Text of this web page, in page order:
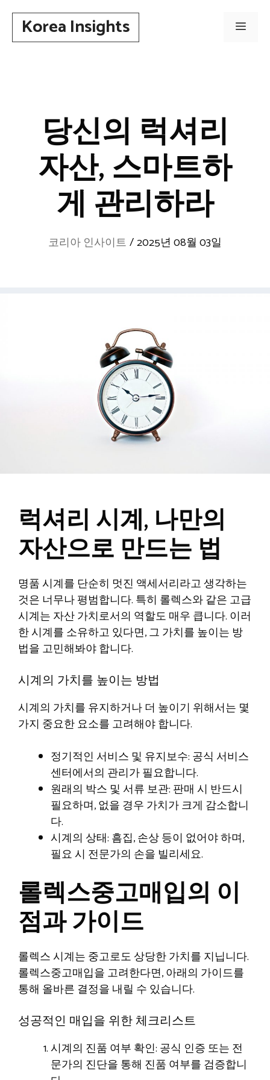
Korea Insights
메
당신의 럭셔리
자산, 스마트하
게 관리하라
코리아 인사이트 /2025년 08월 03일
럭셔리 시계, 나만의
자산으로 만드는 법
명품 시계를 단순히 멋진 액세서리라고 생각하는
것은 너무나 평범합니다. 특히 롤렉스와 같은 고급
시계는 자산 가치로서의 역할도 매우 큽니다. 이러
한 시계를 소유하고 있다면, 그 가치를 높이는 방
법을 고민해봐야 합니다.
시계의 가치를 높이는 방법
시계의 가치를 유지하거나 더 높이기 위해서는 몇
가지 중요한 요소를 고려해야 합니다.
정기적인 서비스 및 유지보수: 공식 서비스
센터에서의 관리가 필요합니다.
원래의 박스 및 서류 보관: 판매 시 반드시
필요하며, 없을 경우 가치가 크게 감소합니
다.
시계의 상태: 흠집, 손상 등이 없어야 하며,
필요 시 전문가의 손을 빌리세요.
롤렉스중고매입의 이
점과 가이드
롤렉스 시계는 중고로도 상당한 가치를 지닙니다.
롤렉스중고매입을 고려한다면, 아래의 가이드를
통해 올바른 결정을 내릴 수 있습니다.
성공적인 매입을 위한 체크리스트
시계의 진품 여부 확인: 공식 인증 또는 전
문가의 진단을 통해 진품 여부를 검증합니